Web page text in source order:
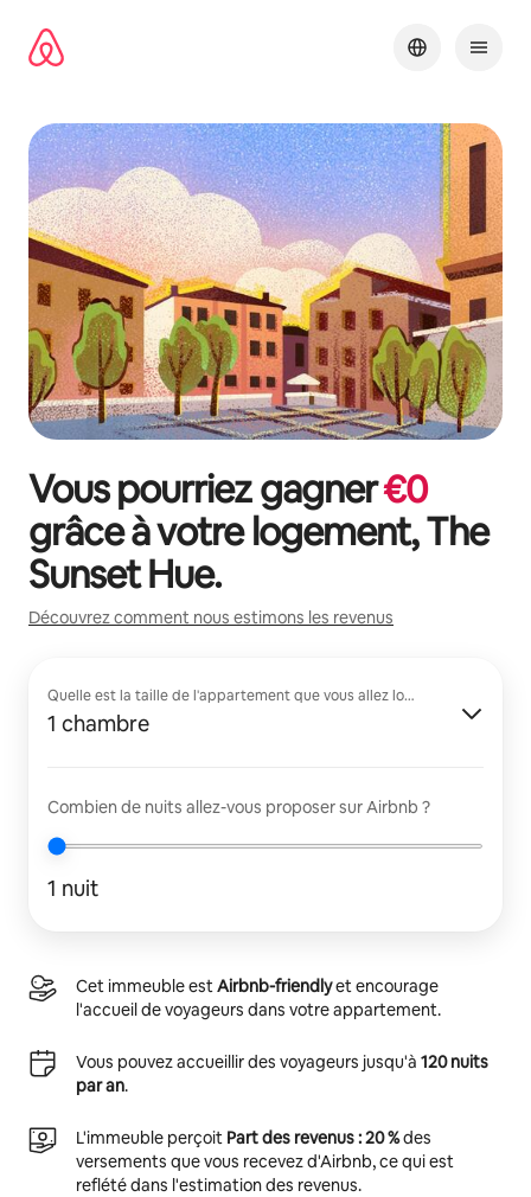
directement
Vous pourriez gagner€0
grâce à votre logement,The
Sunset Hue.
Découvrez comment nous estimons les revenus
Quelle est la taille de l'appartement que vous allez louer ?
1 chambre
Combien de nuits allez-vous proposer sur Airbnb ?
1 nuit
Cet immeuble estAirbnb-friendlyet encourage
l'accueil de voyageurs dans votre appartement.
Vous pouvez accueillir des voyageurs jusqu'à 120 nuits
par an.
L'immeuble perçoit Part des revenus : 20 %des
versements que vous recevez d'Airbnb, ce qui est
reflété dans l'estimation des revenus.